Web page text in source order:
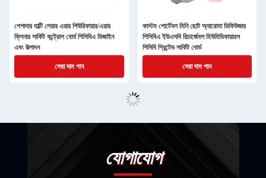
পেশাদার মাল্টি লেয়ার এয়ার পিউরিফায়ার/এয়ার
ক্লিনার সার্কিট কন্ট্রোল বোর্ড পিসিবিএ ডিজাইন
এবং উত্পাদন
সেরা দাম পান
কাস্টম পোর্টেবল মিনি ছোট অ্যারোমা ডিফিউজার
পিসিবিএ ইউএসবি রিচার্জেবল হিউমিডিফায়ারস
পিসিবি প্রিন্টেড সার্কিট বোর্ড
সেরা দাম পান
যোগাযোগ